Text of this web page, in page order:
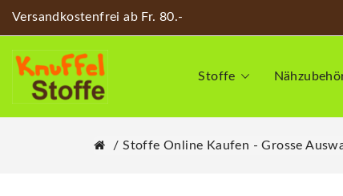
Versandkostenfrei ab Fr. 80.-
Stoffe
Stoffe Online Kaufen - Grosse